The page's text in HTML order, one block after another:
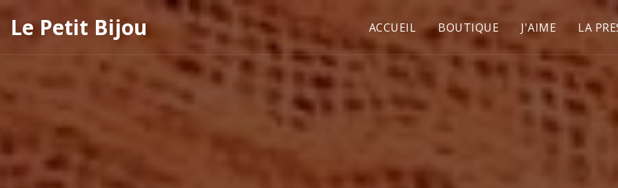
Le Petit Bijou ACCUEIL BOUTIQUE J'AIME LA